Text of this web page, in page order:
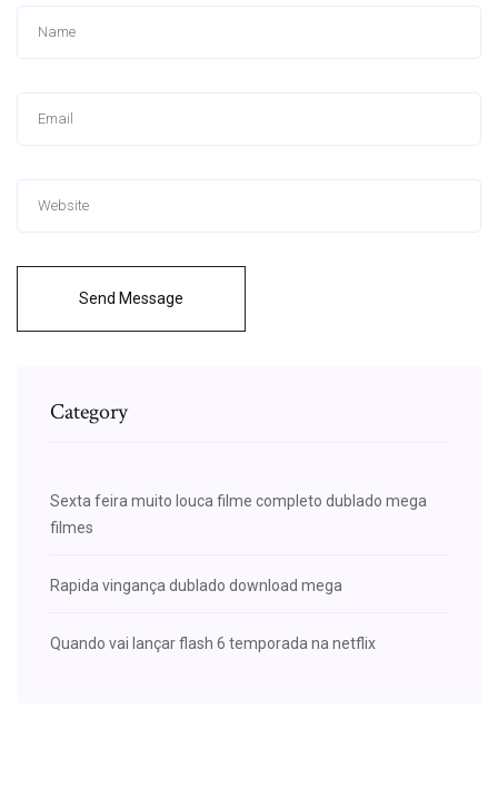
Send Message
Category
Sexta feira muito louca filme completo dublado mega
filmes
Rapida vingança dublado download mega
Quando vai lançar flash 6 temporada na netflix